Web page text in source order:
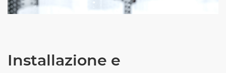
Installazione e